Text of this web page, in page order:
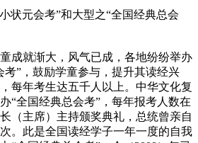
状元会考”和大型之“全国经典总会
成就渐大，风气已成，各地纷纷举办
考”，鼓励学童参与，提升其读经兴
每年考生达五千人以上。中华文化复
“全国经典总会考”，每年报考人数在
（主席）主持颁奖典礼，总统曾亲自
。此是全国读经学子一年一度的自我